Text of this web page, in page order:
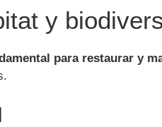
y
para restaurar y